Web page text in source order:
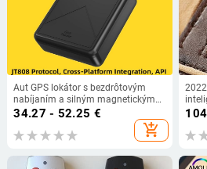
Aut GPS lokátor s bezdrôtovým
nabíjaním a silným magnetickým
uchytením, BeiDou navigácia
34.27 - 52.25 €
add_shopping_cart